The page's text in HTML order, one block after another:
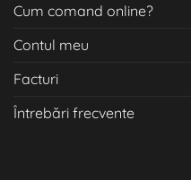
Cum comand online?
Contul meu
Facturi
Întrebări frecvente